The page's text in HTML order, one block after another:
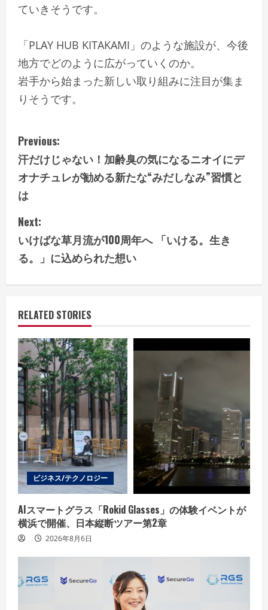
ていきそうです。
「PLAY HUB KITAKAMI」のような施設が、今後
地方でどのように広がっていくのか。
岩手から始まった新しい取り組みに注目が集ま
りそうです。
C
o
n
t
i
n
e
R
e
a
d
i
n
g
Previous:
汗だけじゃない！加齢臭の気になるニオイにデ
オナチュレが勧める新たな“みだしなみ”習慣と
は
Next:
いけばな草月流が100周年へ 「いける。生き
る。」に込められた想い
RELATED STORIES
ビジネス/テクノロジー
AIスマートグラス「Rokid Glasses」の体験イベントが
横浜で開催、日本縦断ツアー第2章
2026年8月6日